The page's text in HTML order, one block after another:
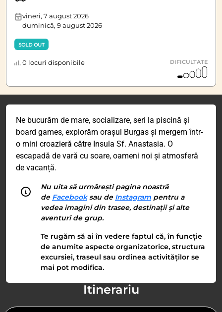
vineri, 7 august 2026
duminică, 9 august 2026
SOLD OUT
0 locuri disponibile DIFICULTATE
Ne bucurăm de mare, socializare, seri la piscină și
board games, explorăm orașul Burgas și mergem într-
o mini croazieră către Insula Sf. Anastasia. O
escapadă de vară cu soare, oameni noi și atmosferă
de vacanță.
Nu uita să urmărești pagina noastră
de Facebooksau de Instagram pentru a
vedea imagini din trasee, destinații și alte
aventuri de grup.
Te rugăm să ai în vedere faptul că, în funcție
de anumite aspecte organizatorice, structura
excursiei, traseul sau ordinea activităților se
mai pot modifica.
Itinerariu